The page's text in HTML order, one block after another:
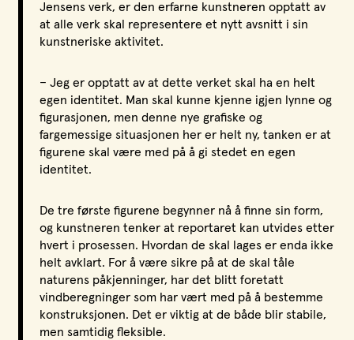
Jensens verk, er den erfarne kunstneren opptatt av
at alle verk skal representere et nytt avsnitt i sin
kunstneriske aktivitet.
– Jeg er opptatt av at dette verket skal ha en helt
egen identitet. Man skal kunne kjenne igjen lynne og
figurasjonen, men denne nye grafiske og
fargemessige situasjonen her er helt ny, tanken er at
figurene skal være med på å gi stedet en egen
identitet.
De tre første figurene begynner nå å finne sin form,
og kunstneren tenker at reportaret kan utvides etter
hvert i prosessen. Hvordan de skal lages er enda ikke
helt avklart. For å være sikre på at de skal tåle
naturens påkjenninger, har det blitt foretatt
vindberegninger som har vært med på å bestemme
konstruksjonen. Det er viktig at de både blir stabile,
men samtidig fleksible.